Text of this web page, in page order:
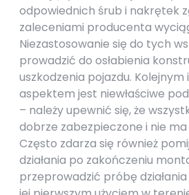
odpowiednich śrub i nakrętek
zaleceniami producenta
Niezastosowanie się do tych
prowadzić do osłabienia
uszkodzenia pojazdu.
aspektem jest niewłaściwe
– należy upewnić się, że
dobrze zabezpieczone i nie
Często zdarza się również
działania po zakończeniu
przeprowadzić próbę